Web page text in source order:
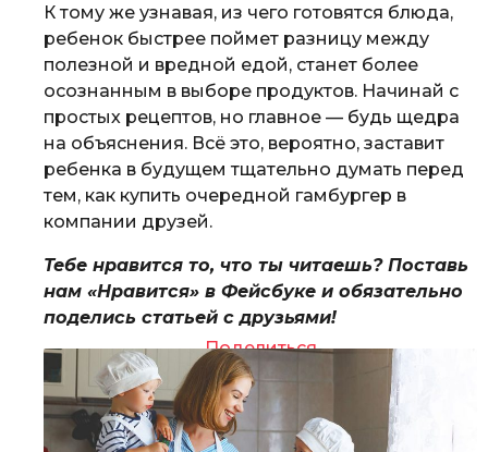
К тому же узнавая, из чего готовятся блюда,
ребенок быстрее поймет разницу между
полезной и вредной едой, станет более
осознанным в выборе продуктов. Начинай с
простых рецептов, но главное — будь щедра
на объяснения. Всё это, вероятно, заставит
ребенка в будущем тщательно думать перед
тем, как купить очередной гамбургер в
компании друзей.
Тебе нравится то, что ты читаешь? Поставь
нам «Нравится» в Фейсбуке и обязательно
поделись статьей с друзьями!
Поделиться